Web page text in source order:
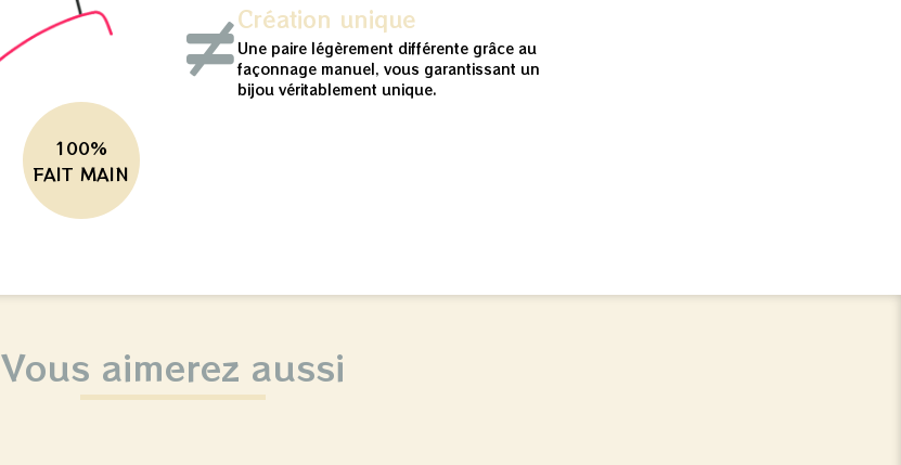
100%
FAIT MAIN
Création unique
Une paire légèrement différente grâce au
façonnage manuel, vous garantissant un
bijou véritablement unique.
Vous aimerez aussi